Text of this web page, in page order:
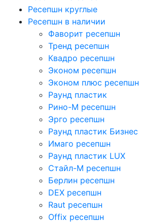
Ресепшн круглые
Ресепшн в наличии
Фаворит ресепшн
Тренд ресепшн
Квадро ресепшн
Эконом ресепшн
Эконом плюс ресепшн
Раунд пластик
Рино-М ресепшн
Эрго ресепшн
Раунд пластик Бизнес
Имаго ресепшн
Раунд пластик LUX
Стайл-М ресепшн
Берлин ресепшн
DEX ресепшн
Raut ресепшн
Offix ресепшн